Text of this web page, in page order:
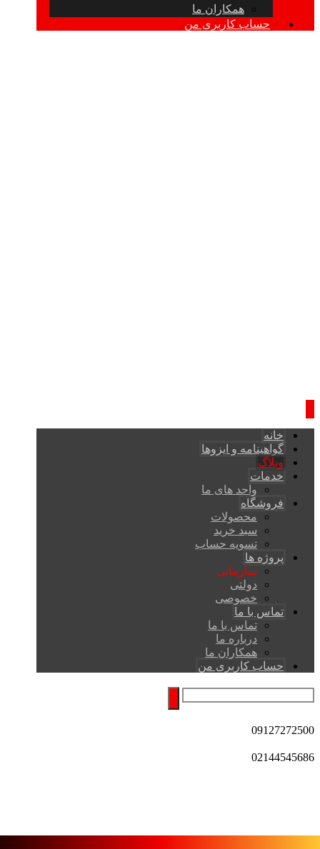
همکاران ما
حساب کاربری من
خانه
گواهینامه و ایزوها
وبلاگ
خدمات
واحد های ما
فروشگاه
محصولات
سبد خرید
تسویه حساب
پروژه ها
سازمانی
دولتی
خصوصی
تماس با ما
تماس با ما
درباره ما
همکاران ما
حساب کاربری من
09127272500
02144545686